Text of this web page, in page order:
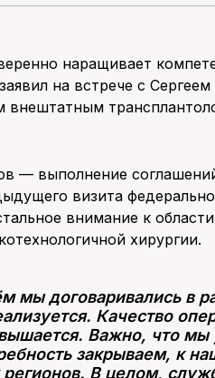
наращивает
на встрече с
внештатным
— выполнение
визита
внимание к
хирургии.
мы договаривались в
Качество
Важно, что мы
закрываем, к
регионов. В целом,